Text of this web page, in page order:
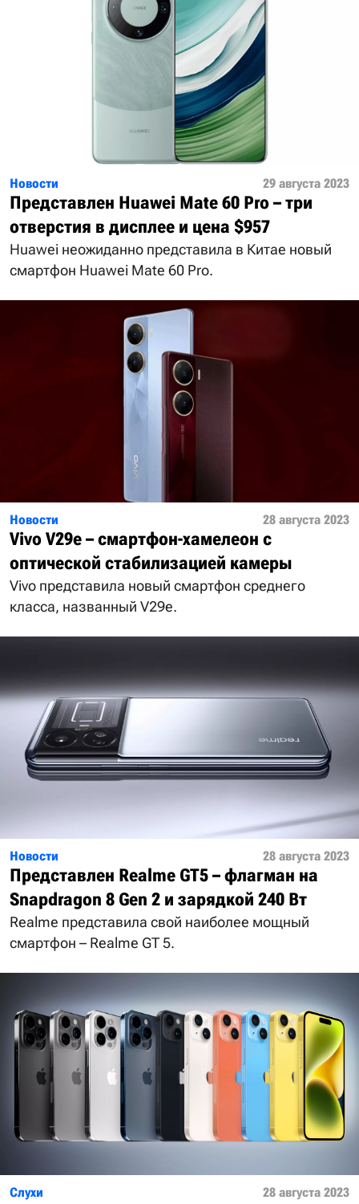
Новости 29 августа 2023
Представлен Huawei Mate 60 Pro – три
отверстия в дисплее и цена $957
Huawei неожиданно представила в Китае новый
смартфон Huawei Mate 60 Pro.
Новости 28 августа 2023
Vivo V29e – смартфон-хамелеон с
оптической стабилизацией камеры
Vivo представила новый смартфон среднего
класса, названный V29e.
Новости 28 августа 2023
Представлен Realme GT5 – флагман на
Snapdragon 8 Gen 2 и зарядкой 240 Вт
Realme представила свой наиболее мощный
смартфон – Realme GT 5.
Слухи 28 августа 2023